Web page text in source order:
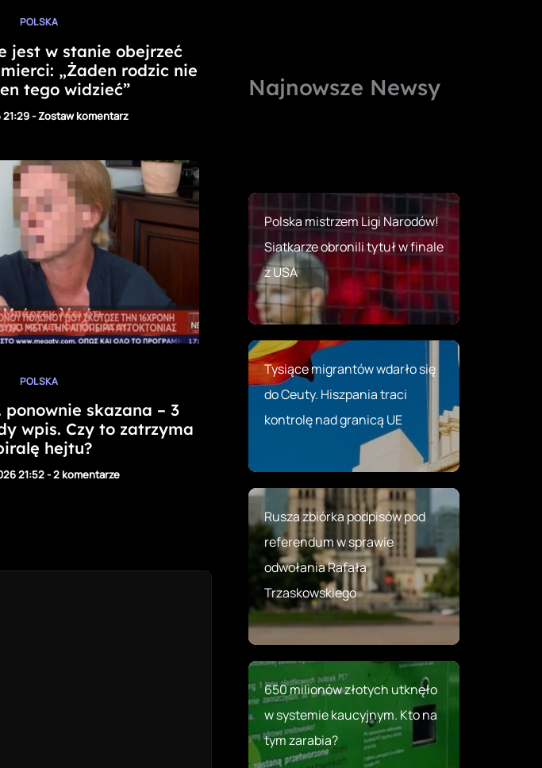
POLSKA
jest w stanie obejrzeć
„Żaden rodzic nie
tego widzieć”
21:29-Zostaw komentarz
POLSKA
ponownie skazana – 3
wpis. Czy to zatrzyma
hejtu?​
21:52-2 komentarze
Najnowsze Newsy
Polska mistrzem Ligi Narodów!
Siatkarze obronili tytuł w finale
z USA
Tysiące migrantów wdarło się
do Ceuty. Hiszpania traci
kontrolę nad granicą UE
Rusza zbiórka podpisów pod
referendum w sprawie
odwołania Rafała
Trzaskowskiego
650 milionów złotych utknęło
w systemie kaucyjnym. Kto na
tym zarabia?